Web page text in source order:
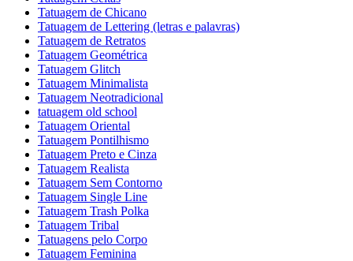
Tatuagem de Chicano
Tatuagem de Lettering (letras e palavras)
Tatuagem de Retratos
Tatuagem Geométrica
Tatuagem Glitch
Tatuagem Minimalista
Tatuagem Neotradicional
tatuagem old school
Tatuagem Oriental
Tatuagem Pontilhismo
Tatuagem Preto e Cinza
Tatuagem Realista
Tatuagem Sem Contorno
Tatuagem Single Line
Tatuagem Trash Polka
Tatuagem Tribal
Tatuagens pelo Corpo
Tatuagem Feminina